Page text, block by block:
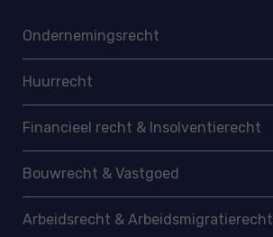
Ondernemings­recht
Huurrecht
Financieel recht & Insolventierecht
Bouwrecht & Vastgoed
Arbeidsrecht & Arbeidsmigratie­recht